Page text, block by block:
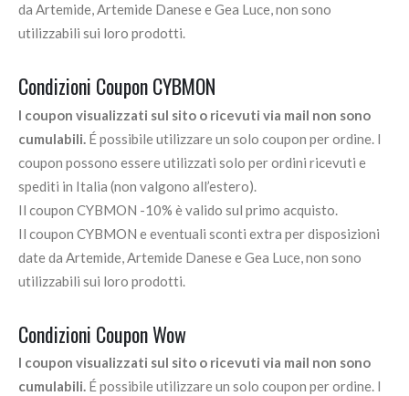
da Artemide, Artemide Danese e Gea Luce, non sono
utilizzabili sui loro prodotti.
Condizioni Coupon CYBMON
I coupon visualizzati sul sito o ricevuti via mail non sono
cumulabili. É possibile utilizzare un solo coupon per ordine. I
coupon possono essere utilizzati solo per ordini ricevuti e
spediti in Italia (non valgono all’estero).
Il coupon CYBMON -10% è valido sul primo acquisto.
Il coupon CYBMON e eventuali sconti extra per disposizioni
date da Artemide, Artemide Danese e Gea Luce, non sono
utilizzabili sui loro prodotti.
Condizioni Coupon Wow
I coupon visualizzati sul sito o ricevuti via mail non sono
cumulabili. É possibile utilizzare un solo coupon per ordine. I